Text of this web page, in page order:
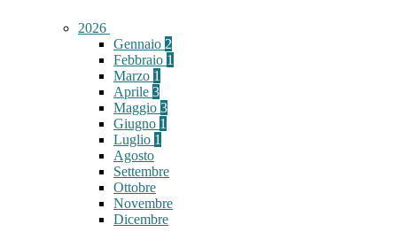
2026
Gennaio 2
Febbraio 1
Marzo 1
Aprile 3
Maggio 3
Giugno 1
Luglio 1
Agosto
Settembre
Ottobre
Novembre
Dicembre